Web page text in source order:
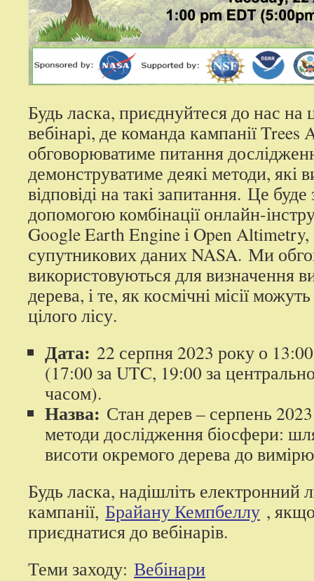
Будь ласка, приєднуйтеся до нас
вебінарі, де команда кампанії
обговорюватиме питання
демонструватиме деякі методи, які
відповіді на такі запитання. Це
допомогою комбінації онлайн-
Google Earth Engine і Open
супутникових даних NASA. Ми
використовуються для визначення
дерева, і те, як космічні місії
цілого лісу.
Дата: 22 серпня 2023 року о
(17:00 за UTC, 19:00 за
часом).
Назва: Стан дерев – серпень
методи дослідження біосфери:
висоти окремого дерева до
Будь ласка, надішліть електронний
кампанії, Брайану Кемпбеллу ,
приєднатися до вебінарів.
Теми заходу: Вебінари